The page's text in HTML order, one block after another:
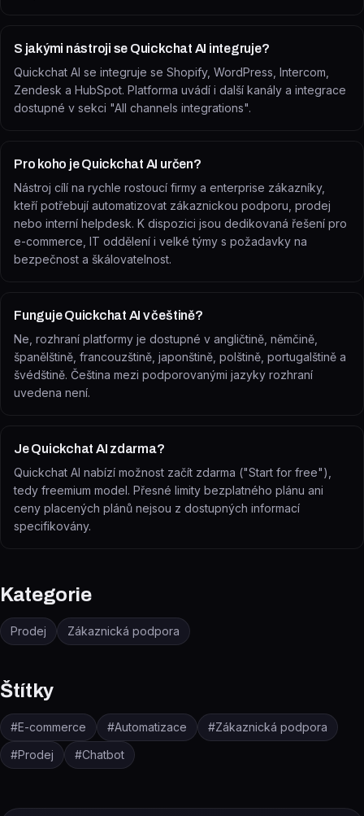
S jakými nástroji se Quickchat AI integruje?
Quickchat AI se integruje se Shopify, WordPress, Intercom,
Zendesk a HubSpot. Platforma uvádí i další kanály a integrace
dostupné v sekci "All channels integrations".
Pro koho je Quickchat AI určen?
Nástroj cílí na rychle rostoucí firmy a enterprise zákazníky,
kteří potřebují automatizovat zákaznickou podporu, prodej
nebo interní helpdesk. K dispozici jsou dedikovaná řešení pro
e-commerce, IT oddělení i velké týmy s požadavky na
bezpečnost a škálovatelnost.
Funguje Quickchat AI v češtině?
Ne, rozhraní platformy je dostupné v angličtině, němčině,
španělštině, francouzštině, japonštině, polštině, portugalštině a
švédštině. Čeština mezi podporovanými jazyky rozhraní
uvedena není.
Je Quickchat AI zdarma?
Quickchat AI nabízí možnost začít zdarma ("Start for free"),
tedy freemium model. Přesné limity bezplatného plánu ani
ceny placených plánů nejsou z dostupných informací
specifikovány.
Kategorie
Prodej Zákaznická podpora
Štítky
#E-commerce #Automatizace #Zákaznická podpora
#Prodej #Chatbot